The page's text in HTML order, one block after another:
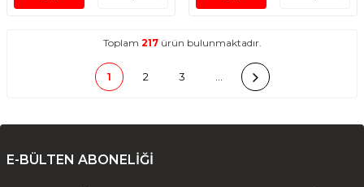
Toplam 217ürün bulunmaktadır.
1 2 3
E-BÜLTEN ABONELİĞİ